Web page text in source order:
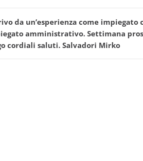
da un’esperienza come
amministrativo. Settimana
cordiali saluti. Salvadori Mirko